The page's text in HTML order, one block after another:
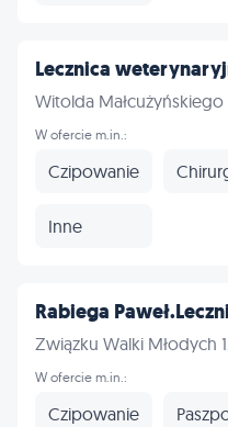
Lecznica
Witolda Małcużyńskiego
W ofercie m.in.:
Czipowanie
Inne
Rabiega
Związku Walki Młodych
W ofercie m.in.:
Czipowanie